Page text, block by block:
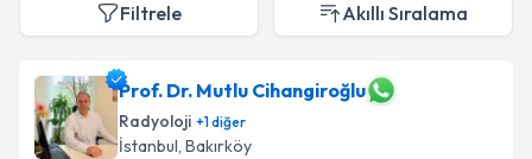
Filtrele Akıllı Sıralama
Prof. Dr. Mutlu Cihangiroğlu
Radyoloji +1diğer
İstanbul, Bakırköy